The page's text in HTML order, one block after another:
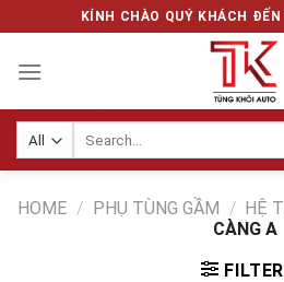
content
KÍNH CHÀO QUÝ KHÁCH
HOME / PHỤ TÙNG GẦM / HỆ
CÀNG A
FILTER